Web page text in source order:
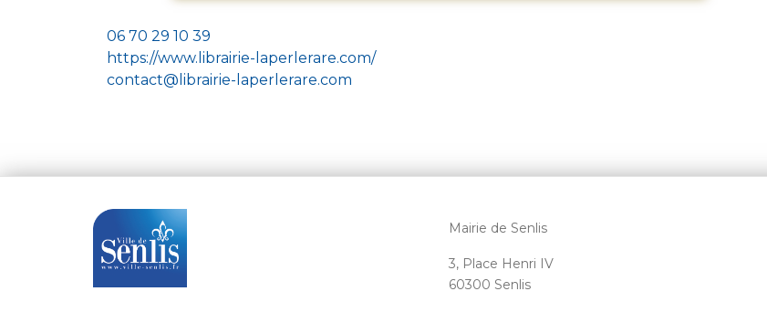
06 70 29 10 39
https://www.librairie-laperlerare.com/
contact@librairie-laperlerare.com
Mairie de Senlis
3, Place Henri IV
60300 Senlis